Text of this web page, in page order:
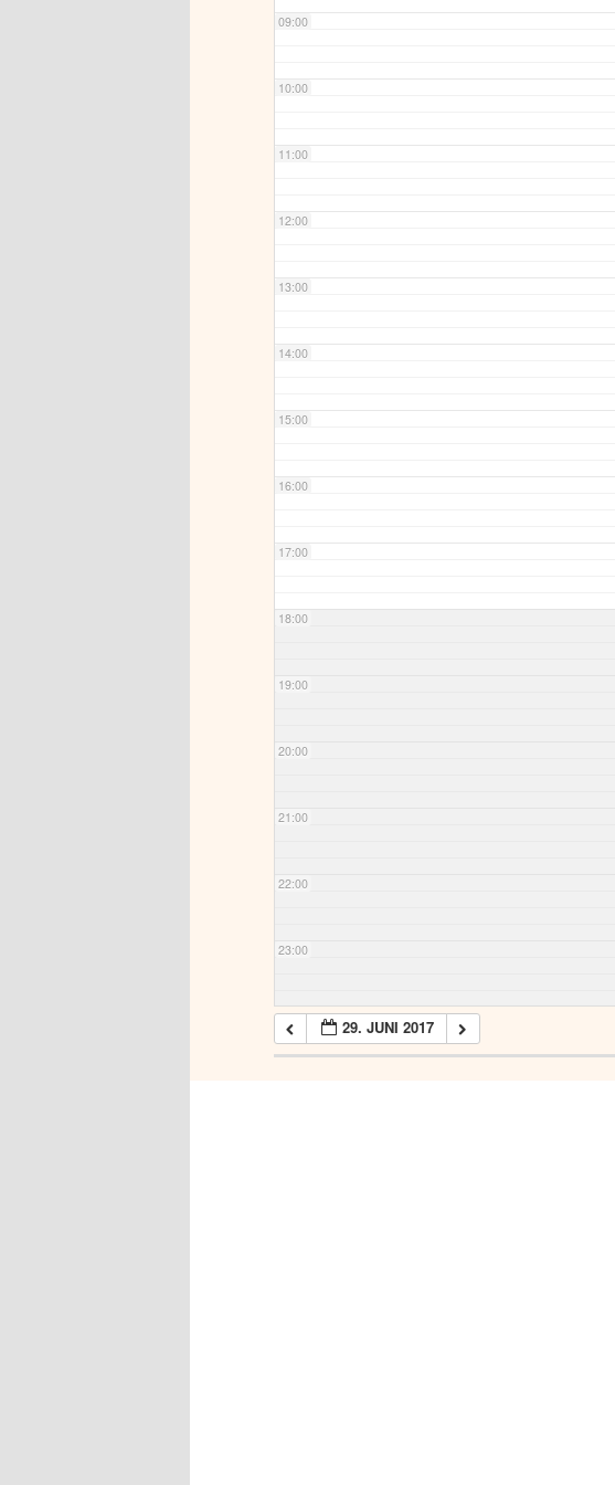
09:00
10:00
11:00
12:00
13:00
14:00
15:00
16:00
17:00
18:00
19:00
20:00
21:00
22:00
23:00
29. JUNI 2017